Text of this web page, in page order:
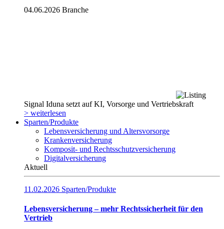
04.06.2026 Branche
Signal Iduna setzt auf KI, Vorsorge und Vertriebskraft
> weiterlesen
Sparten/Produkte
Lebensversicherung und Altersvorsorge
Krankenversicherung
Komposit- und Rechtsschutzversicherung
Digitalversicherung
Aktuell
11.02.2026 Sparten/Produkte
Lebensversicherung – mehr Rechtssicherheit für den
Vertrieb